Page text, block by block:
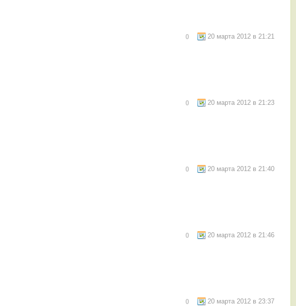
20 марта 2012 в 21:21
0
20 марта 2012 в 21:23
0
20 марта 2012 в 21:40
0
20 марта 2012 в 21:46
0
20 марта 2012 в 23:37
0